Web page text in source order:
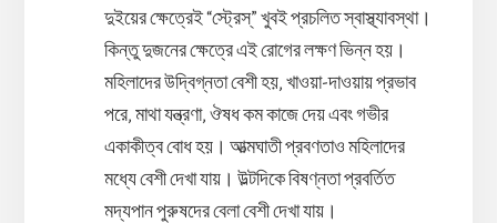
দুইয়ের ক্ষেত্রেই “স্ট্রেস্” খুবই প্রচলিত স্বাস্থ্যাবস্থা।
কিন্তু দুজনের ক্ষেত্রে এই রোগের লক্ষণ ভিন্ন হয়।
মহিলাদের উদ্বিগ্নতা বেশী হয়, খাওয়া-দাওয়ায় প্রভাব
পরে, মাথা যন্ত্রণা, ঔষধ কম কাজে দেয় এবং গভীর
একাকীত্ব বোধ হয়। আত্মঘাতী প্রবণতাও মহিলাদের
মধ্যে বেশী দেখা যায়। উল্টদিকে বিষণ্নতা প্রবর্তিত
মদ্যপান পুরুষদের বেলা বেশী দেখা যায়।